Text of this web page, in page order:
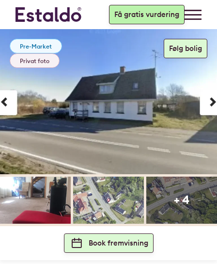
Få gratis vurdering
Pre-Market
Privat foto
+ 4
Book fremvisning